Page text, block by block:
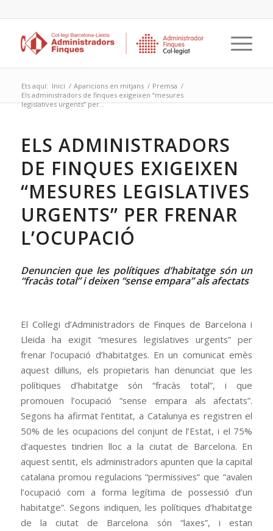
Ets aquí: Inici / Aparicions en mitjans / Premsa /
Els administradors de finques exigeixen “mesures
legislatives urgents” per...
ELS ADMINISTRADORS
DE FINQUES EXIGEIXEN
“MESURES LEGISLATIVES
URGENTS” PER FRENAR
L’OCUPACIÓ
Denuncien que les polítiques d’habitatge són un
“fracàs total” i deixen “sense empara” als afectats
El Col·legi d’Administradors de Finques de Barcelona i
Lleida ha exigit “mesures legislatives urgents” per
frenar l’ocupació d’habitatges. En un comunicat emès
aquest dilluns, els propietaris han denunciat que les
polítiques d’habitatge són “fracàs total”, i que
promouen l’ocupació “sense empara als afectats”.
Segons ha afirmat l’entitat, a Catalunya es registren el
50% de les ocupacions del conjunt de l’Estat, i el 75%
d’aquestes tindrien lloc a la ciutat de Barcelona. En
aquest sentit, els administradors apunten que la capital
catalana promou regulacions “permissives” que “avalen
l’ocupació com a forma legítima de possessió d’un
habitatge”. Segons indiquen, les polítiques d’habitatge
de la ciutat de Barcelona són “laxes”, i estan